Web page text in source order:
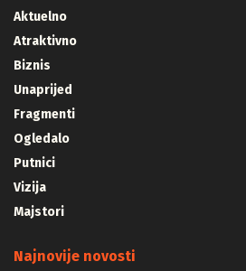
Aktuelno
Atraktivno
Biznis
Unaprijed
Fragmenti
Ogledalo
Putnici
Vizija
Majstori
Najnovije novosti